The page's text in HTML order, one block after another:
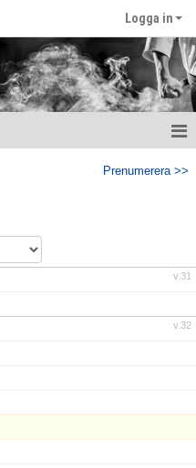
Logga in
Prenumerera >>
v.31
v.32